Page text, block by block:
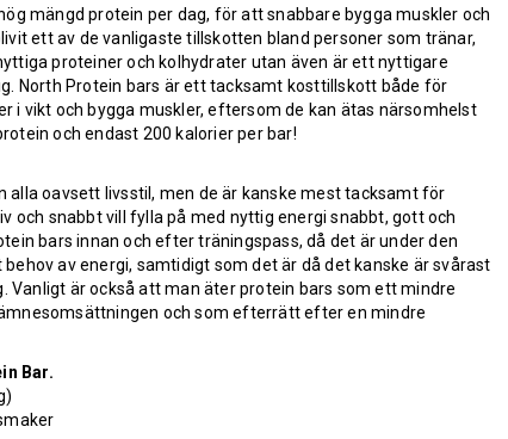
mängd protein per dag, för att snabbare bygga muskler och
ett av de vanligaste tillskotten bland personer som tränar,
proteiner och kolhydrater utan även är ett nyttigare
North Protein bars är ett tacksamt kosttillskott både för
i vikt och bygga muskler, eftersom de kan ätas närsomhelst
och endast 200 kalorier per bar!
alla oavsett livsstil, men de är kanske mest tacksamt för
och snabbt vill fylla på med nyttig energi snabbt, gott och
bars innan och efter träningspass, då det är under den
av energi, samtidigt som det är då det kanske är svårast
Vanligt är också att man äter protein bars som ett mindre
och som efterrätt efter en mindre
Bar.